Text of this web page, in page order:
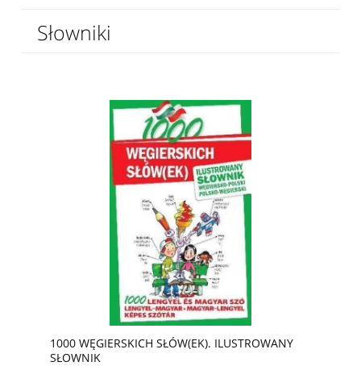
Słowniki
1000 WĘGIERSKICH SŁÓW(EK). ILUSTROWANY
SŁOWNIK